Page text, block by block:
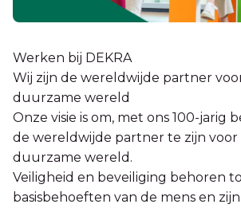
Werken bij DEKRA
Wij zijn de wereldwijde partner
duurzame wereld
Onze visie is om, met ons 100-jarig
de wereldwijde partner te zijn voor
duurzame wereld.
Veiligheid en beveiliging behoren
basisbehoeften van de mens en